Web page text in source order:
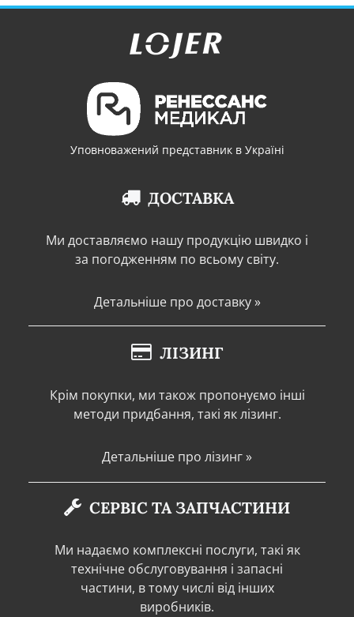
Уповноважений представник в Україні
ДОСТАВКА
Ми доставляємо нашу продукцію швидко і
за погодженням по всьому світу.
Детальніше про доставку »
ЛІЗИНГ
Крім покупки, ми також пропонуємо інші
методи придбання, такі як лізинг.
Детальніше про лізинг »
СЕРВІС ТА ЗАПЧАСТИНИ
Ми надаємо комплексні послуги, такі як
технічне обслуговування і запасні
частини, в тому числі від інших
виробників.